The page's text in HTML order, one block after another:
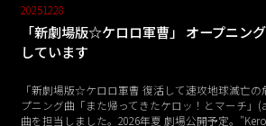
20251228
「新劇場版☆ケロロ軍曹」 オープニン
しています
「新劇場版☆ケロロ軍曹 復活して速攻地球滅亡
プニング曲「また帰ってきたケロッ！とマーチ」
曲を担当しました。2026年夏 劇場公開予定。